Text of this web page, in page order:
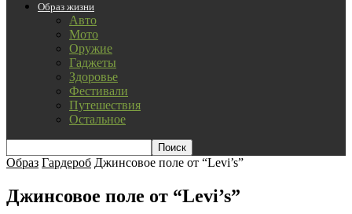
Образ жизни
Авто
Мото
Оружие
Гаджеты
Здоровье
Фестивали
Путешествия
Остальное
Образ Гардероб Джинсовое поле от “Levi’s”
Джинсовое поле от “Levi’s”